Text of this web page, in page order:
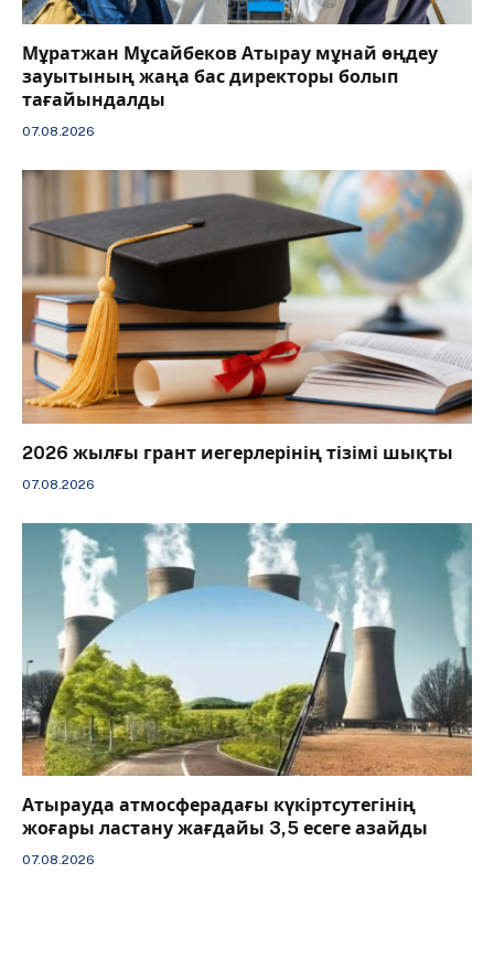
Мұратжан Мұсайбеков Атырау мұнай өңдеу
зауытының жаңа бас директоры болып
тағайындалды
07.08.2026
2026 жылғы грант иегерлерінің тізімі шықты
07.08.2026
Атырауда атмосферадағы күкіртсутегінің
жоғары ластану жағдайы 3,5 есеге азайды
07.08.2026